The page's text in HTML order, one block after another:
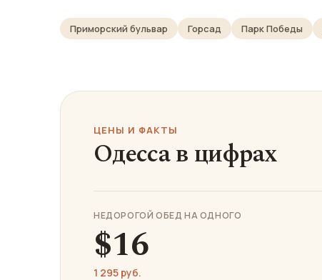
Приморский бульвар Горсад Парк Победы
ЦЕНЫ И ФАКТЫ
Одесса в цифрах
НЕДОРОГОЙ ОБЕД НА ОДНОГО
$16
1 295 руб.